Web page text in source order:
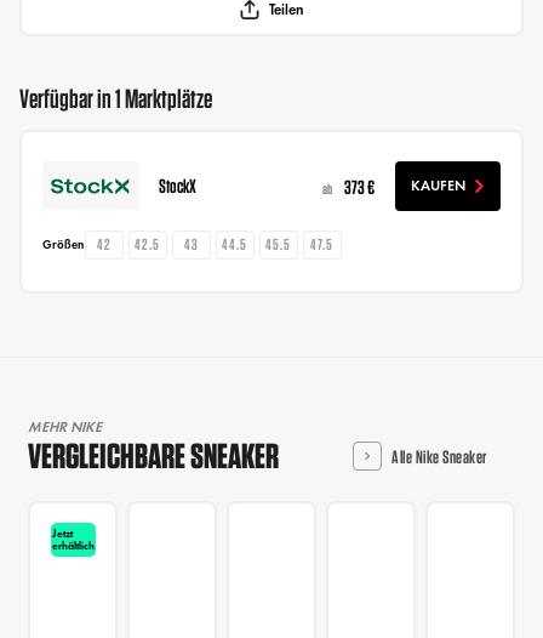
Teilen
Verfügbar in 1 Marktplätze
StockX ab 373 € KAUFEN
Größen 42 42.5 43 44.5 45.5 47.5
MEHR NIKE
VERGLEICHBARE SNEAKER Alle Nike Sneaker
Jetzt
erhältlich